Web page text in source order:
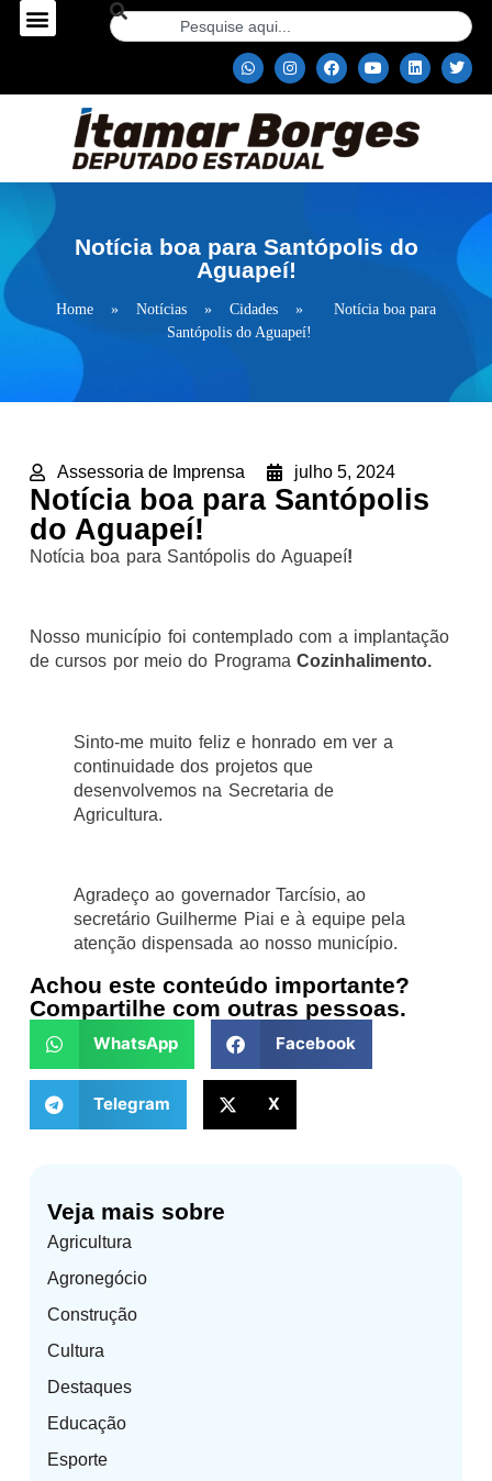
Notícia boa para Santópolis do
Aguapeí!
Home » Notícias » Cidades »
Notícia boa para
Santópolis do Aguapeí!
Veja mais sobre
Agricultura
Agronegócio
Construção
Cultura
Destaques
Educação
Esporte
Assessoria de Imprensa julho 5, 2024
Notícia boa para Santópolis
do Aguapeí!
Notícia boa para Santópolis do Aguapeí!
Nosso município foi contemplado com a implantação
de cursos por meio do ProgramaCozinhalimento.
Sinto-me muito feliz e honrado em ver a
continuidade dos projetos que
desenvolvemos na Secretaria de
Agricultura.
Agradeço ao governador Tarcísio, ao
secretário Guilherme Piai e à equipe pela
atenção dispensada ao nosso município.
Achou este conteúdo importante?
Compartilhe com outras pessoas.
WhatsApp Facebook
Telegram X